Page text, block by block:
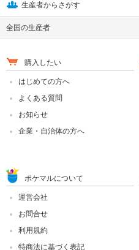
生産者からさがす
全国の生産者
購入したい
はじめての方へ
よくある質問
お知らせ
企業・自治体の方へ
ポケマルについて
運営会社
お問合せ
利用規約
特商法に基づく表記